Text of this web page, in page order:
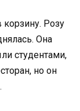
корзину. Розу
Она
студентами,
но он